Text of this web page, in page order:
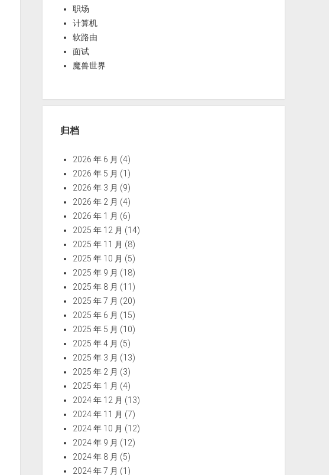
职场
计算机
软路由
面试
魔兽世界
归档
2026 年 6 月 (4)
2026 年 5 月 (1)
2026 年 3 月 (9)
2026 年 2 月 (4)
2026 年 1 月 (6)
2025 年 12 月 (14)
2025 年 11 月 (8)
2025 年 10 月 (5)
2025 年 9 月 (18)
2025 年 8 月 (11)
2025 年 7 月 (20)
2025 年 6 月 (15)
2025 年 5 月 (10)
2025 年 4 月 (5)
2025 年 3 月 (13)
2025 年 2 月 (3)
2025 年 1 月 (4)
2024 年 12 月 (13)
2024 年 11 月 (7)
2024 年 10 月 (12)
2024 年 9 月 (12)
2024 年 8 月 (5)
2024 年 7 月 (1)